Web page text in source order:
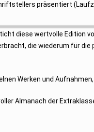
präsentiert
diese wertvolle Edition
die wiederum für
Werken und
Almanach der